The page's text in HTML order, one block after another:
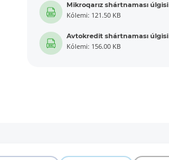
Mikroqarız shártnaması úlgisi
Kólemi: 121.50 KB
Avtokredit shártnaması úlgisi
Kólemi: 156.00 KB